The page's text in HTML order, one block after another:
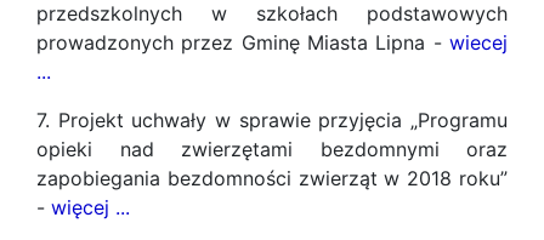
przedszkolnych w szkołach podstawowych
prowadzonych przez Gminę Miasta Lipna - wiecej
...
7. Projekt uchwały w sprawie przyjęcia „Programu
opieki nad zwierzętami bezdomnymi oraz
zapobiegania bezdomności zwierząt w 2018 roku”
- więcej ...